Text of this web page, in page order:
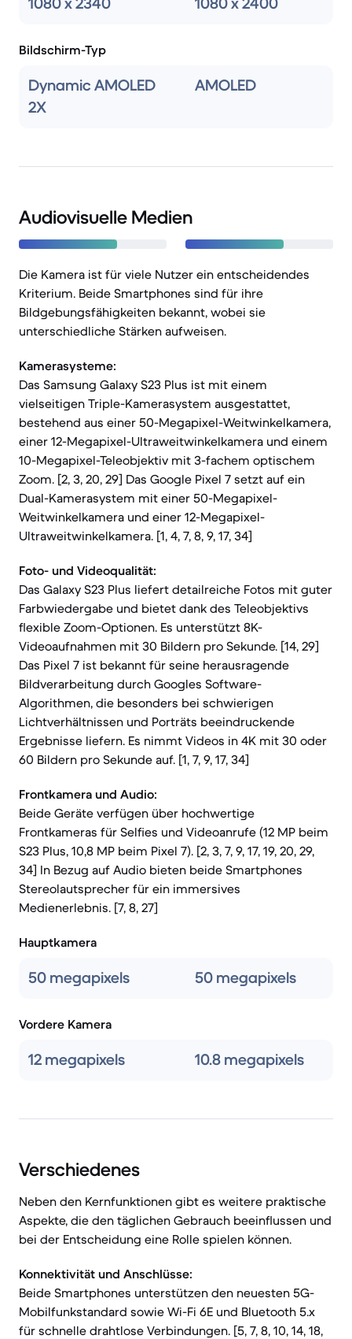
Bildschirm-Typ
Dynamic AMOLED
2X
AMOLED
Audiovisuelle Medien
Die Kamera ist für viele Nutzer ein entscheidendes
Kriterium. Beide Smartphones sind für ihre
Bildgebungsfähigkeiten bekannt, wobei sie
unterschiedliche Stärken aufweisen.
Kamerasysteme:
Das Samsung Galaxy S23 Plus ist mit einem
vielseitigen Triple-Kamerasystem ausgestattet,
bestehend aus einer 50-Megapixel-Weitwinkelkamera,
einer 12-Megapixel-Ultraweitwinkelkamera und einem
10-Megapixel-Teleobjektiv mit 3-fachem optischem
Zoom. [2, 3, 20, 29] Das Google Pixel 7 setzt auf ein
Dual-Kamerasystem mit einer 50-Megapixel-
Weitwinkelkamera und einer 12-Megapixel-
Ultraweitwinkelkamera. [1, 4, 7, 8, 9, 17, 34]
Foto- und Videoqualität:
Das Galaxy S23 Plus liefert detailreiche Fotos mit guter
Farbwiedergabe und bietet dank des Teleobjektivs
flexible Zoom-Optionen. Es unterstützt 8K-
Videoaufnahmen mit 30 Bildern pro Sekunde. [14, 29]
Das Pixel 7 ist bekannt für seine herausragende
Bildverarbeitung durch Googles Software-
Algorithmen, die besonders bei schwierigen
Lichtverhältnissen und Porträts beeindruckende
Ergebnisse liefern. Es nimmt Videos in 4K mit 30 oder
60 Bildern pro Sekunde auf. [1, 7, 9, 17, 34]
Frontkamera und Audio:
Beide Geräte verfügen über hochwertige
Frontkameras für Selfies und Videoanrufe (12 MP beim
S23 Plus, 10,8 MP beim Pixel 7). [2, 3, 7, 9, 17, 19, 20, 29,
34] In Bezug auf Audio bieten beide Smartphones
Stereolautsprecher für ein immersives
Medienerlebnis. [7, 8, 27]
Hauptkamera
50 megapixels 50 megapixels
Vordere Kamera
12 megapixels 10.8 megapixels
Verschiedenes
Neben den Kernfunktionen gibt es weitere praktische
Aspekte, die den täglichen Gebrauch beeinflussen und
bei der Entscheidung eine Rolle spielen können.
Konnektivität und Anschlüsse:
Beide Smartphones unterstützen den neuesten 5G-
Mobilfunkstandard sowie Wi-Fi 6E und Bluetooth 5.x
für schnelle drahtlose Verbindungen. [5, 7, 8, 10, 14, 18,